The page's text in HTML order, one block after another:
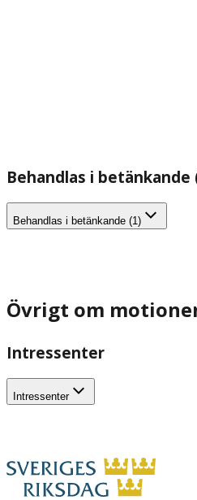
Behandlas i betänkande
Behandlas i betänkande (1)
Övrigt om
Intressenter
Intressenter